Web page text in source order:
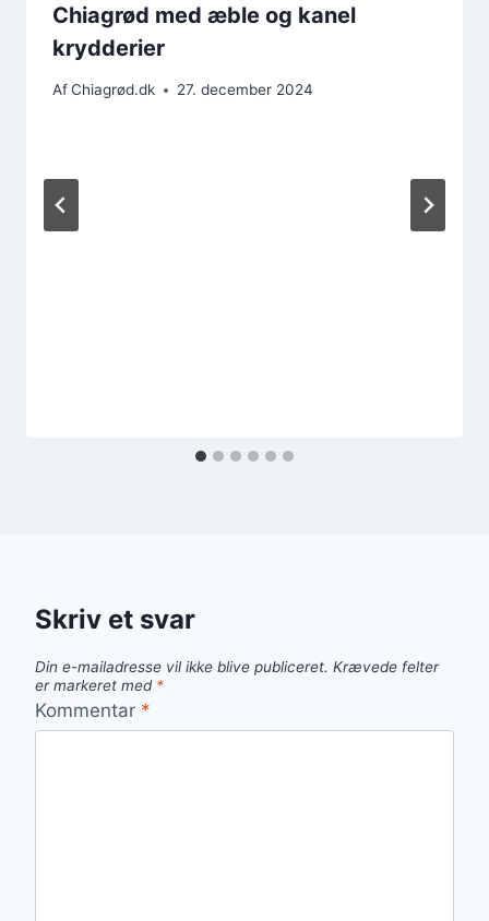
Chiagrød med æble og kanel
krydderier
AfChiagrød.dk 27. december 2024
Skriv et svar
Din e-mailadresse vil ikke blive publiceret. Krævede felter
er markeret med *
Kommentar *